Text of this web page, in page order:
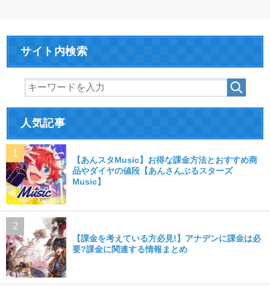
サイト内検索
人気記事
【あんスタMusic】お得な課金方法とおすすめ商
品やダイヤの値段【あんさんぶるスターズ
Music】
【課金を考えている方必見!】アナデンに課金は必
要?課金に関連する情報まとめ